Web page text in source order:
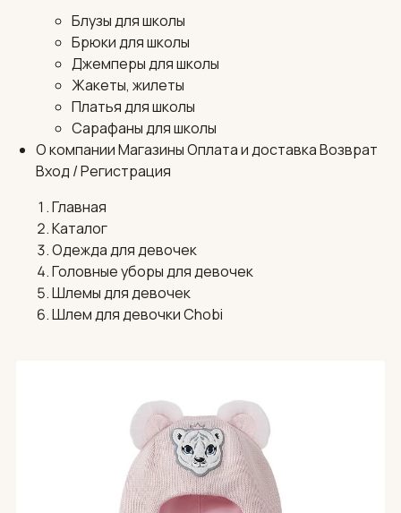
Блузы для школы
Брюки для школы
Джемперы для школы
Жакеты, жилеты
Платья для школы
Сарафаны для школы
О компанииМагазиныОплата и доставкаВозврат
Вход / Регистрация
Главная
Каталог
Одежда для девочек
Головные уборы для девочек
Шлемы для девочек
Шлем для девочки Chobi